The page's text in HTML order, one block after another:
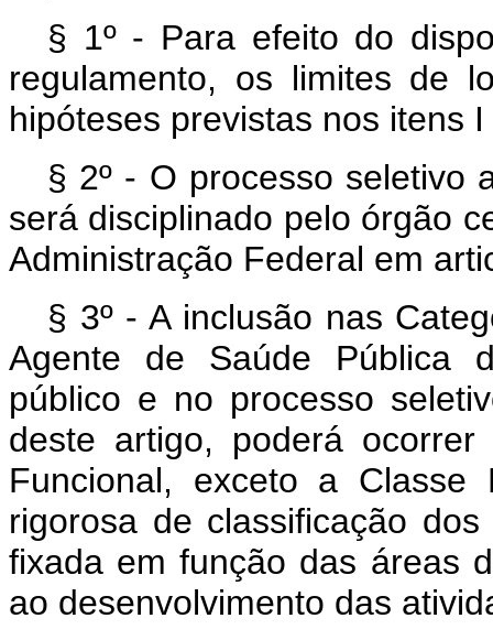
§ 1º - Para efeito do
regulamento, os limites de
hipóteses previstas nos itens
§ 2º - O processo seletivo
será disciplinado pelo órgão
Administração Federal em
§ 3º - A inclusão nas
Agente de Saúde Pública
público e no processo
deste artigo, poderá
Funcional, exceto a
rigorosa de classificação
fixada em função das áreas
ao desenvolvimento das